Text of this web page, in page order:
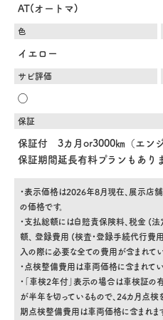
AT(オートマ)
色
イエロー
サビ評価
◯
保証
保証付 3カ月or3000㎞（エンジ
保証期間延長有料プランもありま
・表示価格は2026年8月現在、展示店
の価格です。
・支払総額には自賠責保険料、税金 (
額、 登録費用 (検査・登録手続代行費
入の際に必要な全ての費用が含まれてい
・点検整備費用は車両価格に含まれてい
・「車検2年付」表示の場合は車検証の
が半年を切っているもので、24カ月点検
期点検整備費用は車両価格に含まれま